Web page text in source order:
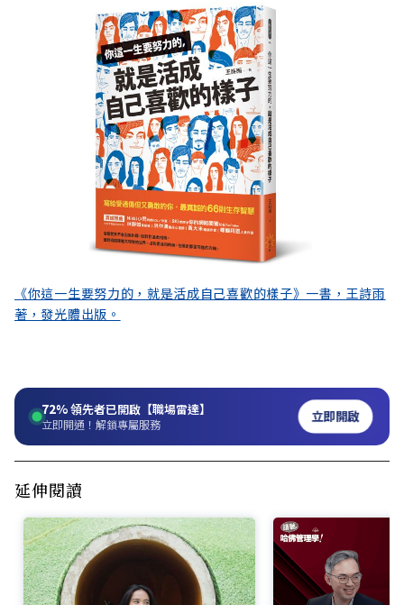
《你這一生要努力的，就是活成自己喜歡的樣子》一書，王詩雨
著，發光體出版。
72%領先者已開啟【職場雷達】
立即開通！解鎖專屬服務 立即開啟
延伸閱讀